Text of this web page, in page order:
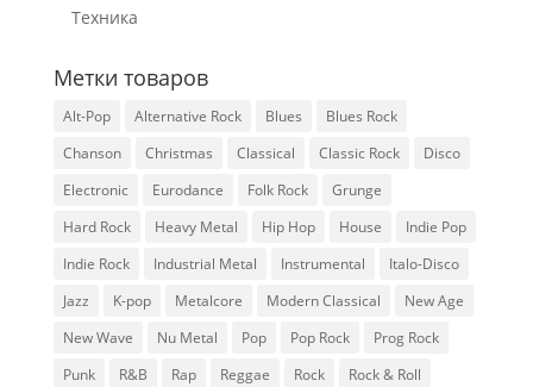
Техника
Метки товаров
Alt-Pop Alternative Rock Blues
Blues Rock
Chanson
Christmas Classical Classic Rock
Disco
Electronic
Eurodance Folk Rock
Grunge
Hard Rock
Heavy Metal Hip Hop House
Indie Pop
Indie Rock
Industrial Metal Instrumental
Italo-Disco
Jazz
K-pop Metalcore Modern Classical
New Age
New Wave
Nu Metal Pop Pop Rock
Prog Rock
Punk
R&B Rap Reggae Rock Rock & Roll